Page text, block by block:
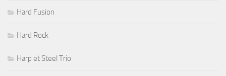
Hard Fusion
Hard Rock
Harp et Steel Trio